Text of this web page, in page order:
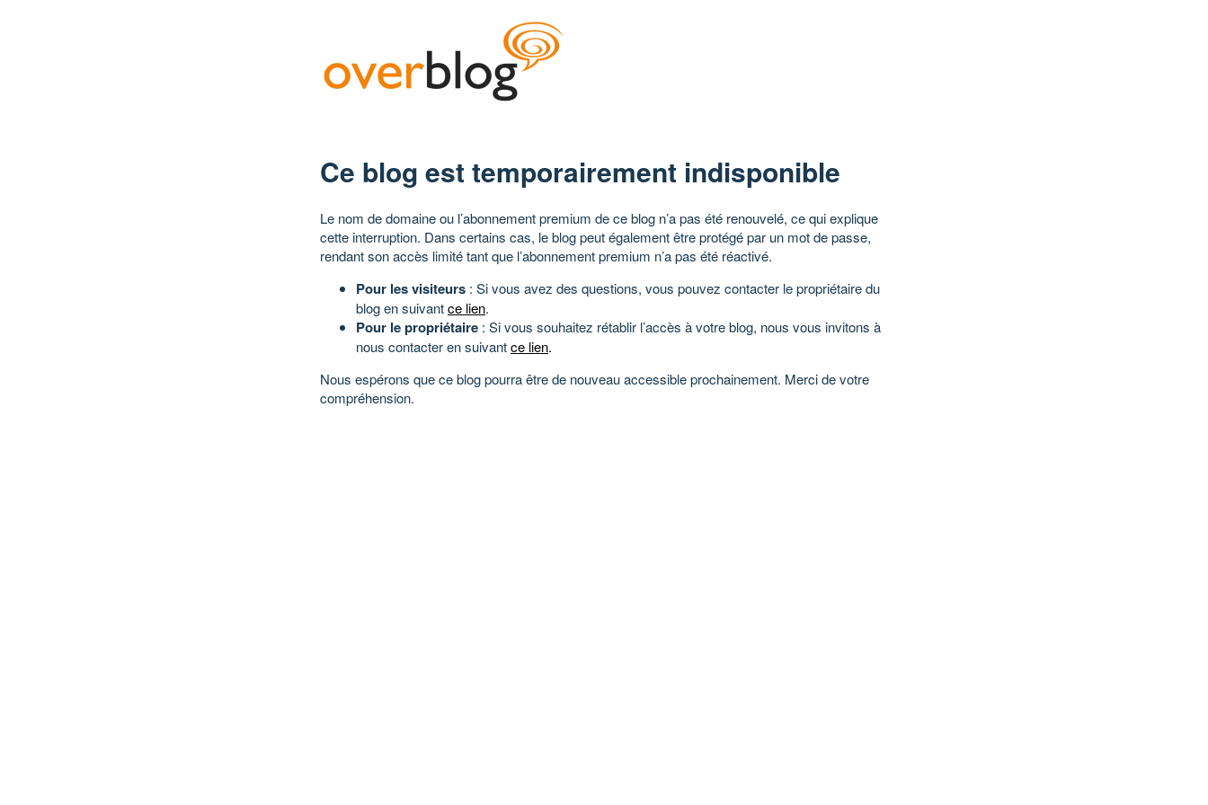
Ce blog est temporairement indisponible
Le nom de domaine ou l’abonnement premium de ce blog n’a pas été renouvelé, ce qui explique
cette interruption. Dans certains cas, le blog peut également être protégé par un mot de passe,
rendant son accès limité tant que l’abonnement premium n’a pas été réactivé.
Pour les visiteurs : Si vous avez des questions, vous pouvez contacter le propriétaire du
blog en suivantce lien.
Pour le propriétaire : Si vous souhaitez rétablir l’accès à votre blog, nous vous invitons à
nous contacter en suivantce lien.
Nous espérons que ce blog pourra être de nouveau accessible prochainement. Merci de votre
compréhension.